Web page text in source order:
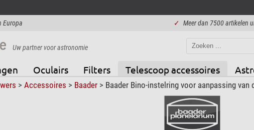
Europa ✓ Meer dan 7500 artikelen
Uw partner voor astronomie
Oculairs Filters Telescoop accessoires
> Accessoires > Baader> Baader Bino-instelring voor aanpassing van